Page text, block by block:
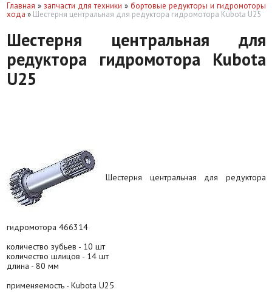
Главная » запчасти для техники » бортовые редукторы и гидромоторы
хода » Шестерня центральная для редуктора гидромотора Kubota U25
Шестерня центральная для
редуктора гидромотора Kubota
U25
Шестерня центральная для редуктора
гидромотора 466314
количество зубьев - 10 шт
количество шлицов - 14 шт
длина - 80 мм
применяемость - Kubota U25